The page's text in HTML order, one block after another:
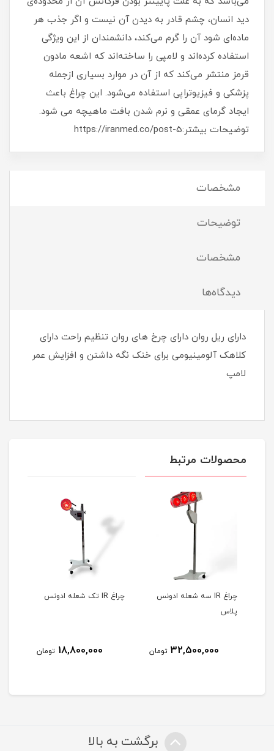
دید انسان، چشم قادر به دیدن آن نیست و اگر جذب هر
ماده‌ای شود آن را گرم می‌کند، دانشمندان از این ویژگی
استفاده کرده‌اند و لامپی را ساخته‌اند که اشعه مادون
قرمز منتشر می‌کند که از آن در موارد بسیاری ازجمله
پزشکی و فیزیوتراپی استفاده می‌شود. این چراغ باعث
ایجاد گرمای عمقی و نرم شدن بافت ماهیچه می شود.
توضیحات بیشتر:https://iranmed.co/post-5
مشخصات
توضیحات
مشخصات
دیدگاه‌ها
دارای ریل روان دارای چرخ های روان تنظیم راحت دارای
کلاهک آلومینیومی برای خنک نگه داشتن و افزایش عمر
لامپ
محصولات مرتبط
چراغ IR سه شعله ادونس
پلاس
32,500,000 تومان
چراغ IR تک شعله ادونس
18,800,000 تومان
برگشت به بالا